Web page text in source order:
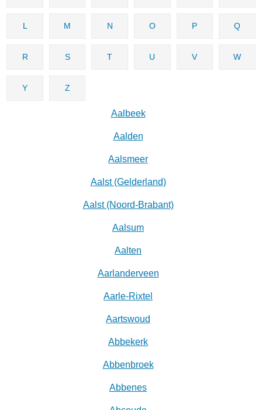
L M N O P Q
R S T U V W
Y Z
Aalbeek
Aalden
Aalsmeer
Aalst (Gelderland)
Aalst (Noord-Brabant)
Aalsum
Aalten
Aarlanderveen
Aarle-Rixtel
Aartswoud
Abbekerk
Abbenbroek
Abbenes